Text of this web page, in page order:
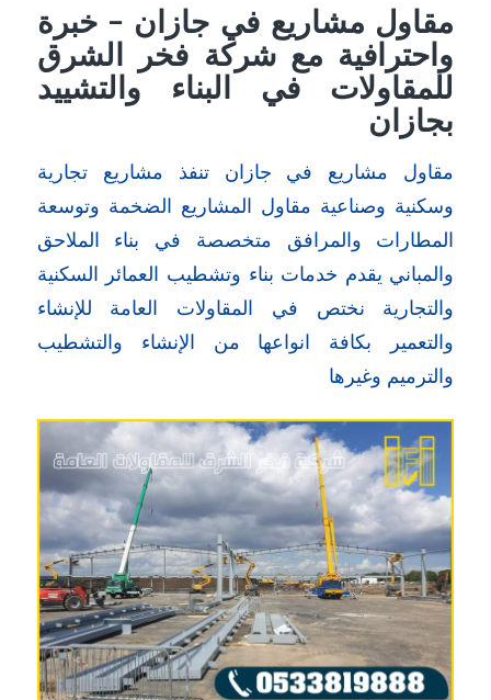
مقاول مشاريع في جازان – خبرة
واحترافية مع شركة فخر الشرق
للمقاولات في البناء والتشييد
بجازان
مقاول مشاريع في جازان تنفذ مشاريع تجارية
وسكنية وصناعية مقاول المشاريع الضخمة وتوسعة
المطارات والمرافق متخصصة في بناء الملاحق
والمباني يقدم خدمات بناء وتشطيب العمائر السكنية
والتجارية نختص في المقاولات العامة للإنشاء
والتعمير بكافة انواعها من الإنشاء والتشطيب
والترميم وغيرها